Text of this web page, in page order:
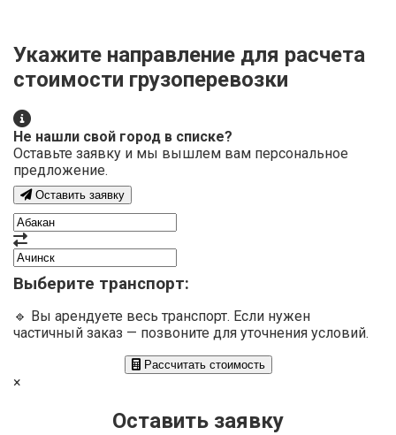
Укажите направление для расчета
стоимости грузоперевозки
Не нашли свой город в списке?
Оставьте заявку и мы вышлем вам персональное
предложение.
Оставить заявку
Выберите транспорт:
🔹 Вы арендуете весь транспорт. Если нужен
частичный заказ — позвоните для уточнения условий.
Рассчитать стоимость
×
Оставить заявку